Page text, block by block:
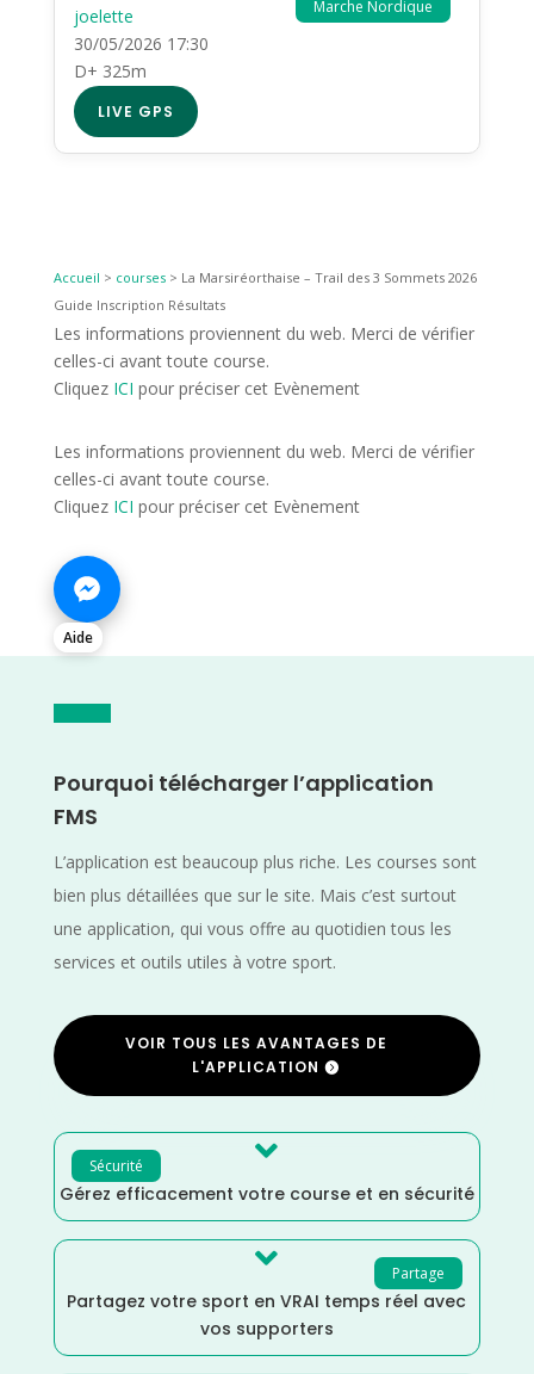
Marche Nordique
joelette
30/05/2026 17:30
D+ 325m
LIVE GPS
Accueil > courses> La Marsiréorthaise – Trail des 3 Sommets 2026
Guide Inscription Résultats
Les informations proviennent du web. Merci de vérifier
celles-ci avant toute course.
Cliquez ICI pour préciser cet Evènement
Les informations proviennent du web. Merci de vérifier
celles-ci avant toute course.
Cliquez ICI pour préciser cet Evènement
Aide
Pourquoi télécharger l’application
FMS
L’application est beaucoup plus riche. Les courses sont
bien plus détaillées que sur le site. Mais c’est surtout
une application, qui vous offre au quotidien tous les
services et outils utiles à votre sport.
VOIR TOUS LES AVANTAGES DE
L'APPLICATION
Sécurité 
Gérez efficacement votre course et en sécurité
Partage

Partagez votre sport en VRAI temps réel avec
vos supporters